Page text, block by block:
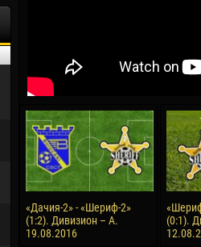
30 Января
Дорасо Морео КЛАС
24 Февраля
Владислав КОСТИН
02 Марта
Вячеслав КОЗМА
09 Марта
Эммануэль АФЕТСЕ
04
13
24
15
«Дачия-2» - «Шериф-2»
(1:2). Дивизион – А.
19.08.2016
(0:1).